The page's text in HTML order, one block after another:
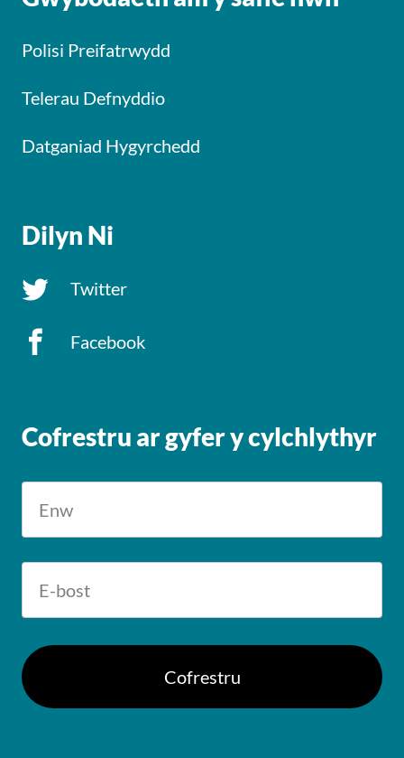
Polisi Preifatrwydd
Telerau Defnyddio
Datganiad Hygyrchedd
Dilyn Ni
Twitter
Facebook
Cofrestru ar gyfer y cylchlythyr